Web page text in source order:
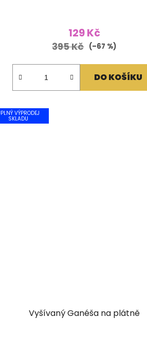
129 Kč
395 Kč (–67 %)
DO KOŠÍKU
VÝPRODEJ
SKLADU
Vyšívaný Ganéša na plátně